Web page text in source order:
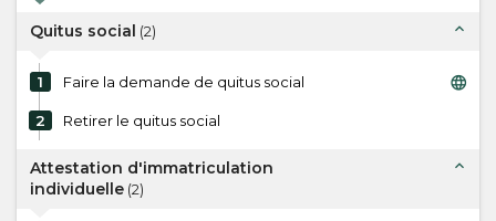
Quitus social (2) expand_less
1 Faire la demande de quitus social language
2 Retirer le quitus social
Attestation d'immatriculation
individuelle (2)
expand_less